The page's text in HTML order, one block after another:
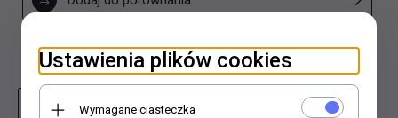
Dodaj do schowka
Zapytaj o produkt Wydrukuj stronę
Ustawienia plików cookies
Wymagane ciasteczka